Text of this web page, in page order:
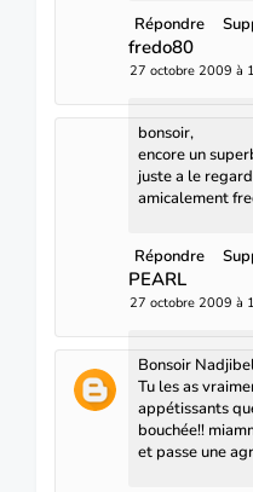
Répondre
fredo80
27 octobre 2009 à
bonsoir,
encore un
juste a le
amicalement
Répondre
PEARL
27 octobre 2009 à
Bonsoir
Tu les as
appétissants
bouchée!!
et passe une